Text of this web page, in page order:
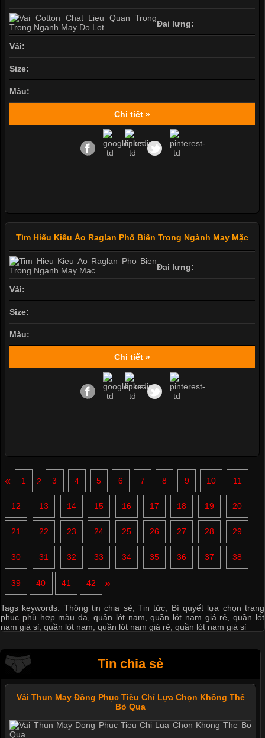
Đai lưng:
Vải:
Size:
Màu:
Chi tiết »
Tìm Hiểu Kiểu Áo Raglan Phổ Biến Trong Ngành May Mặc
Đai lưng:
Vải:
Size:
Màu:
Chi tiết »
« 1 2 3 4 5 6 7 8 9 10 11
12 13 14 15 16 17 18 19 20
21 22 23 24 25 26 27 28 29
30 31 32 33 34 35 36 37 38
39 40 41 42 »
Tags keywords: Thông tin chia sẻ ,Tin tức
Bí quyết lựa chọn trang
phục phù hợp màu da
quần lót nam ,quần lót nam giá rẻ ,quần lót
nam giá sỉ quần lót nam quần lót nam giá rẻ quần lót nam giá sỉ
Tin chia sẻ
Vải Thun May Đồng Phục Tiêu Chí Lựa Chọn Không Thể
Bỏ Qua